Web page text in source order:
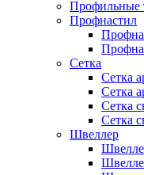
Профильные
Профнастил
Сетка
Сетка
Сетка
Сетка
Сетка
Швеллер